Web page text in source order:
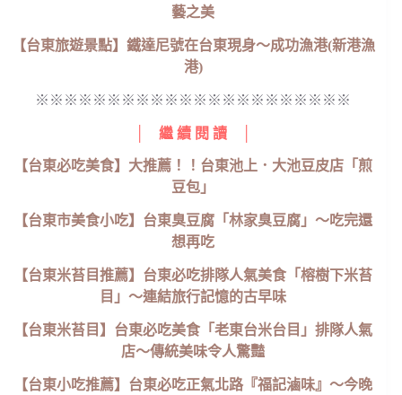
藝之美
【台東旅遊景點】鐵達尼號在台東現身～成功漁港(新港漁
港)
※※※※※※※※※※※※※※※※※※※※※※
│ 繼 續 閱 讀 │
【台東必吃美食】大推薦！！台東池上．大池豆皮店「煎
豆包」
【台東市美食小吃】台東臭豆腐「林家臭豆腐」～吃完還
想再吃
【台東米苔目推薦】台東必吃排隊人氣美食「榕樹下米苔
目」～連結旅行記憶的古早味
【台東米苔目】台東必吃美食「老東台米台目」排隊人氣
店～傳統美味令人驚豔
【台東小吃推薦】台東必吃正氣北路『福記滷味』～今晚